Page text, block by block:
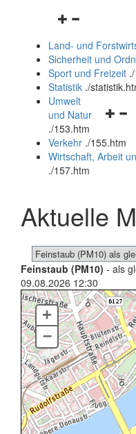
Navigationsmenü
und
schließen
Land- und
Sicherheit und
Sport und Freizeit .
Statistik ./
und
Umwelt
und Natur
./153.htm
Verkehr ./155.htm
Wirtschaft, Arbeit
./157.htm
Aktuelle
Feinstaub (PM10) - als
09.08.2026 12:30
+
–